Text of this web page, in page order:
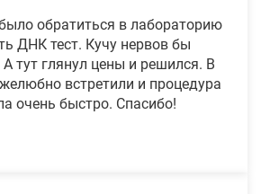
обратиться в лабораторию
ДНК тест. Кучу нервов бы
тут глянул цены и решился. В
встретили и процедура
очень быстро. Спасибо!